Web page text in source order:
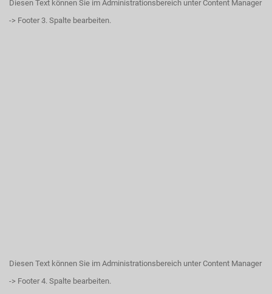
Diesen Text können Sie im Administrationsbereich unter Content Manager
-> Footer 3. Spalte bearbeiten.
Diesen Text können Sie im Administrationsbereich unter Content Manager
-> Footer 4. Spalte bearbeiten.